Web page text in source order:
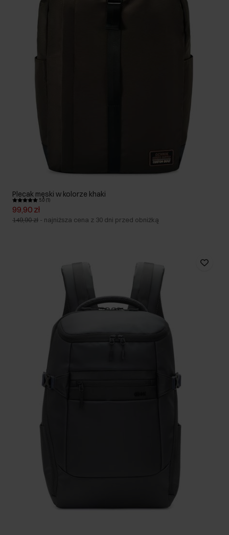
Plecak męski w kolorze khaki
5.0 (1)
99,90 zł
149,90 zł - najniższa cena z 30 dni przed obniżką